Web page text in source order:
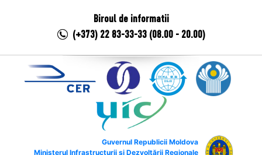
Biroul de informatii
(+373) 22 83-33-33 (08.00 - 20.00)
Guvernul Republicii Moldova
Ministerul Infrastructurii și Dezvoltării Regionale